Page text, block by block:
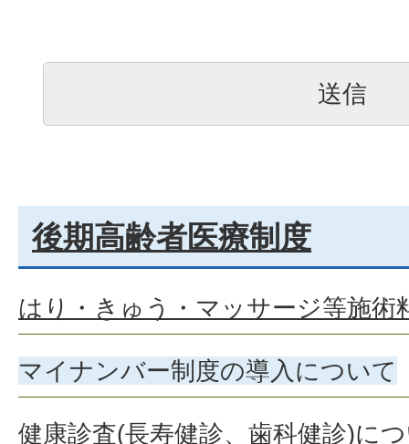
後期高齢者医療制度
はり・きゅう・マッサージ等施術
マイナンバー制度の導入について
健康診査(長寿健診、歯科健診)に